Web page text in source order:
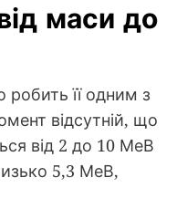
маси до
її одним з
відсутній, що
від 2 до 10 МеВ
5,3 МеВ,